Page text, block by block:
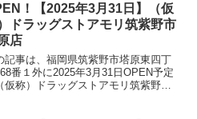
！【2025年3月31日】（仮
ドラッグストアモリ筑紫野市
店
記事は、福岡県筑紫野市塔原東四丁
番１外に2025年3月31日OPEN予定
仮称）ドラッグストアモリ筑紫野市